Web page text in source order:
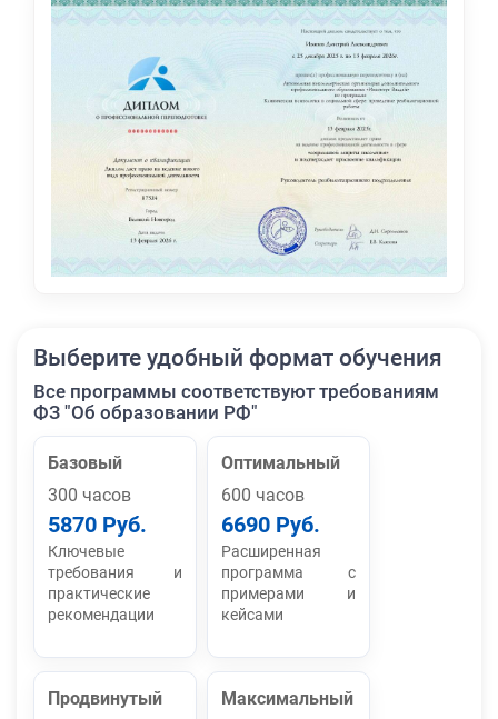
Выберите удобный формат обучения
Все программы соответствуют требованиям
ФЗ "Об образовании РФ"
Базовый
300 часов
5870 Руб.
Ключевые
требования и
практические
рекомендации
Оптимальный
600 часов
6690 Руб.
Расширенная
программа с
примерами и
кейсами
Продвинутый
Максимальный